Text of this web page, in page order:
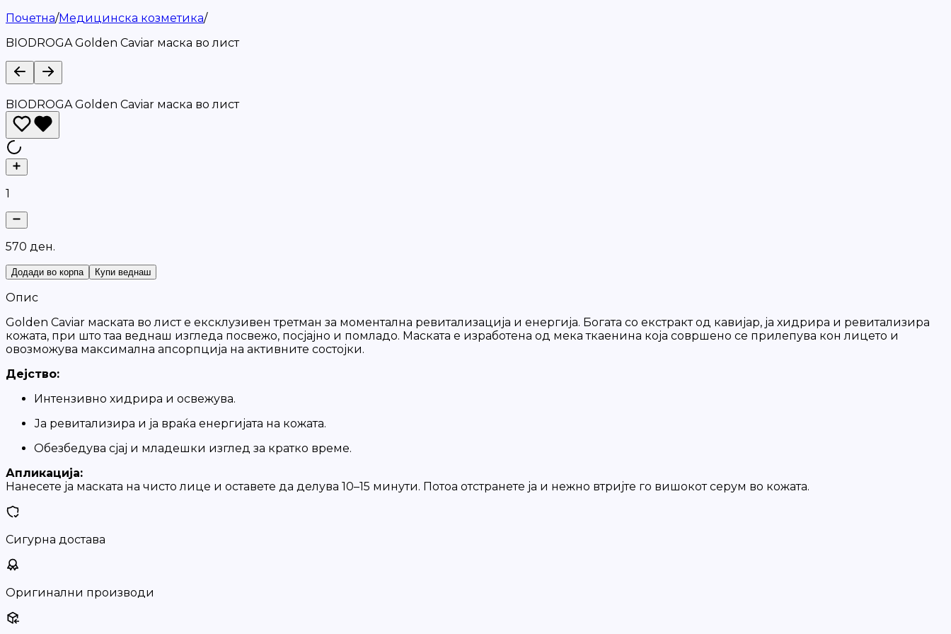
Почетна/Медицинска козметика/
BIODROGA Golden Caviar маска во лист
BIODROGA Golden Caviar маска во лист
1
570 ден.
Додади во корпа Купи веднаш
Опис
Golden Caviar маската во лист е ексклузивен третман за моментална ревитализација и енергија. Богата со екстракт од кавијар, ја хидрира и ревитализира
кожата, при што таа веднаш изгледа посвежо, посјајно и помладо. Маската е изработена од мека ткаенина која совршено се прилепува кон лицето и
овозможува максимална апсорпција на активните состојки.
Дејство:
Интензивно хидрира и освежува.
Ја ревитализира и ја враќа енергијата на кожата.
Обезбедува сјај и младешки изглед за кратко време.
Апликација:
Нанесете ја маската на чисто лице и оставете да делува 10–15 минути. Потоа отстранете ја и нежно втријте го вишокот серум во кожата.
Сигурна достава
Оригинални производи